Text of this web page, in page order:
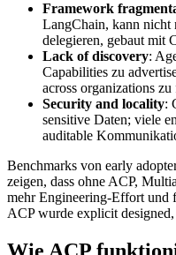
Framework
LangChain, kann nicht
delegieren, gebaut mit
Lack of discovery:
Capabilities zu
across organizations zu
Security and locality:
sensitive Daten; viele
auditable
Benchmarks von early
zeigen, dass ohne ACP,
mehr Engineering-Effort und
ACP wurde explicit